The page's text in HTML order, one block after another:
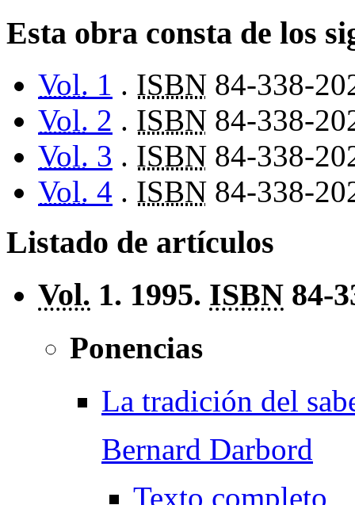
Esta obra consta de los
Vol. 1 . ISBN 84-338-
Vol. 2 . ISBN 84-338-
Vol. 3 . ISBN 84-338-
Vol. 4 . ISBN 84-338-
Listado de artículos
Vol. 1. 1995. ISBN 84-
Ponencias
La tradición del
Bernard Darbord
Texto completo